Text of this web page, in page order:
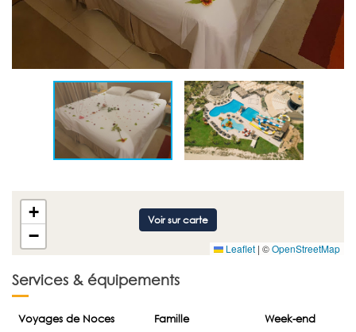
+
−
Leaflet | ©OpenStreetMap
Voir sur carte
Services & équipements
Voyages de Noces Famille
Week-end